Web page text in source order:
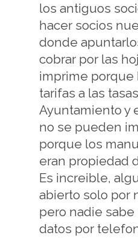
los antiguos
hacer socios
donde
cobrar por las
imprime porque
tarifas a las
Ayuntamiento y
no se pueden
porque los
eran propiedad
Es increible,
abierto solo por
pero nadie sabe
datos por